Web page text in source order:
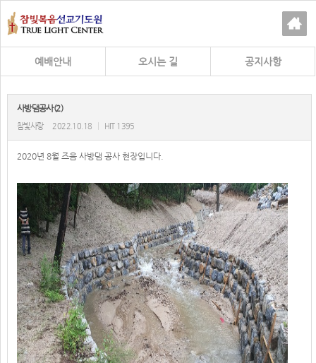
예배안내 오시는 길 공지사항
사방댐공사(2)
참빛사랑 2022.10.18 HIT 1395
2020년 8월 즈음 사방댐 공사 현장입니다.